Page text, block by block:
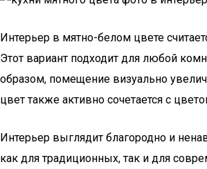
Интерьер в мятно-белом цвете
Этот вариант подходит для любой
образом, помещение визуально
цвет также активно сочетается с
Интерьер выглядит благородно и
как для традиционных, так и для